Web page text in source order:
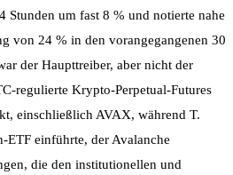
Stunden um fast 8 % und notierte nahe
von 24 % in den vorangegangenen 30
der Haupttreiber, aber nicht der
regulierte Krypto-Perpetual-Futures
einschließlich AVAX, während T.
einführte, der Avalanche
die den institutionellen und